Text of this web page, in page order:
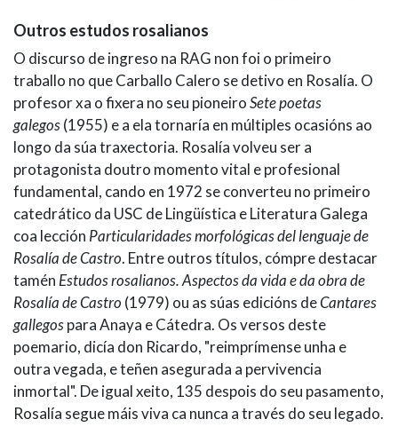
Outros estudos rosalianos
O discurso de ingreso na RAG non foi o primeiro
traballo no que Carballo Calero se detivo en Rosalía. O
profesor xa o fixera no seu pioneiroSete poetas
galegos(1955) e a ela tornaría en múltiples ocasións ao
longo da súa traxectoria. Rosalía volveu ser a
protagonista doutro momento vital e profesional
fundamental, cando en 1972 se converteu no primeiro
catedrático da USC de Lingüística e Literatura Galega
coa lección Particularidades morfológicas del lenguaje de
Rosalía de Castro. Entre outros títulos, cómpre destacar
tamén Estudos rosalianos. Aspectos da vida e da obra de
Rosalía de Castro (1979) ou as súas edicións deCantares
gallegospara Anaya e Cátedra. Os versos deste
poemario, dicía don Ricardo, "reimprímense unha e
outra vegada, e teñen asegurada a pervivencia
inmortal". De igual xeito, 135 despois do seu pasamento,
Rosalía segue máis viva ca nunca a través do seu legado.